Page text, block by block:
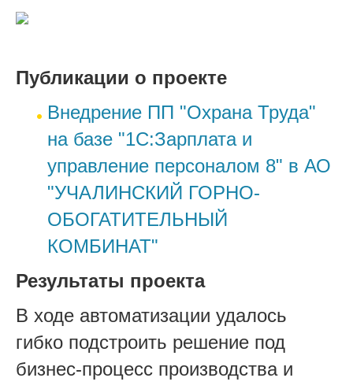
Публикации о проекте
Внедрение ПП "Охрана Труда"
на базе "1С:Зарплата и
управление персоналом 8" в АО
"УЧАЛИНСКИЙ ГОРНО-
ОБОГАТИТЕЛЬНЫЙ
КОМБИНАТ"
Результаты проекта
В ходе автоматизации удалось
гибко подстроить решение под
бизнес-процесс производства и